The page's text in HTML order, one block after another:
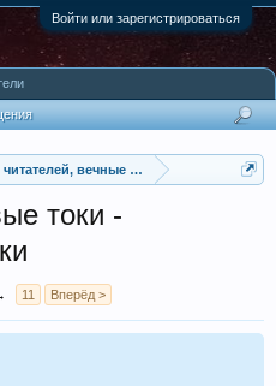
Войти или зарегистрироваться
вечные двигатели и
токи -
11 Вперёд >